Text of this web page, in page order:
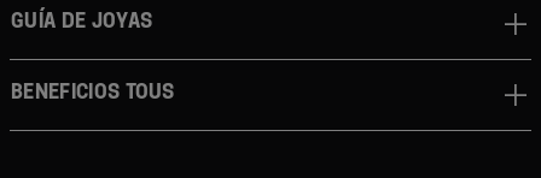
GUÍA DE JOYAS
BENEFICIOS TOUS